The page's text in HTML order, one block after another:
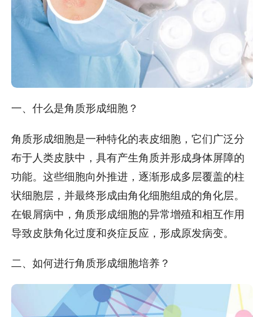
一、什么是角质形成细胞？
角质形成细胞是一种特化的表皮细胞，它们广泛分
布于人类皮肤中，具有产生角质并形成身体屏障的
功能。这些细胞向外推进，逐渐形成多层覆盖的柱
状细胞层，并最终形成由角化细胞组成的角化层。
在银屑病中，角质形成细胞的异常增殖和相互作用
导致皮肤角化过度和炎症反应，形成原发病变。
二、如何进行角质形成细胞培养？